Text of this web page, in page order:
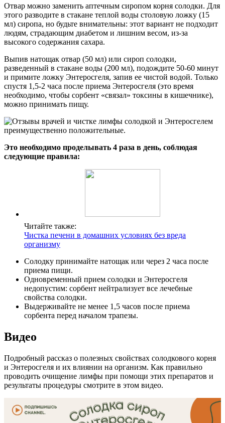
Отвар можно заменить аптечным сиропом корня солодки. Для
этого разводите в стакане теплой воды столовую ложку (15
мл) сиропа, но будьте внимательны: этот вариант не подходит
людям, страдающим диабетом и лишним весом, из-за
высокого содержания сахара.
Выпив натощак отвар (50 мл) или сироп солодки,
разведенный в стакане воды (200 мл), подождите 50-60 минут
и примите ложку Энтеросгеля, запив ее чистой водой. Только
спустя 1,5-2 часа после приема Энтеросгеля (это время
необходимо, чтобы сорбент «связал» токсины в кишечнике),
можно принимать пищу.
Это необходимо проделывать 4 раза в день, соблюдая
следующие правила:
Читайте также:
Чистка печени в домашних условиях без вреда
организму
Солодку принимайте натощак или через 2 часа после
приема пищи.
Одновременный прием солодки и Энтеросгеля
недопустим: сорбент нейтрализует все лечебные
свойства солодки.
Выдерживайте не менее 1,5 часов после приема
сорбента перед началом трапезы.
Видео
Подробный рассказ о полезных свойствах солодкового корня
и Энтеросгеля и их влиянии на организм. Как правильно
проводить очищение лимфы при помощи этих препаратов и
результаты процедуры смотрите в этом видео.